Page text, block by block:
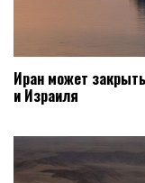
Иран может
и Израиля